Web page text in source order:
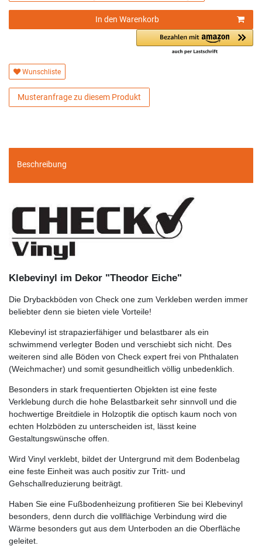
In den Warenkorb
Wunschliste
Musteranfrage zu diesem Produkt
Beschreibung
Klebevinyl im Dekor "Theodor Eiche"
Die Drybackböden von Check one zum Verkleben werden immer
beliebter denn sie bieten viele Vorteile!
Klebevinyl ist strapazierfähiger und belastbarer als ein
schwimmend verlegter Boden und verschiebt sich nicht. Des
weiteren sind alle Böden von Check expert frei von Phthalaten
(Weichmacher) und somit gesundheitlich völlig unbedenklich.
Besonders in stark frequentierten Objekten ist eine feste
Verklebung durch die hohe Belastbarkeit sehr sinnvoll und die
hochwertige Breitdiele in Holzoptik die optisch kaum noch von
echten Holzböden zu unterscheiden ist, lässt keine
Gestaltungswünsche offen.
Wird Vinyl verklebt, bildet der Untergrund mit dem Bodenbelag
eine feste Einheit was auch positiv zur Tritt- und
Gehschallreduzierung beiträgt.
Haben Sie eine Fußbodenheizung profitieren Sie bei Klebevinyl
besonders, denn durch die vollflächige Verbindung wird die
Wärme besonders gut aus dem Unterboden an die Oberfläche
geleitet.